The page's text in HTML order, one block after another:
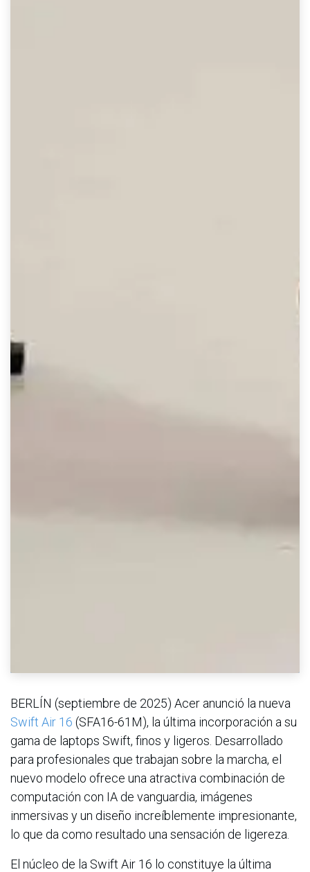
BERLÍN (septiembre de 2025) Acer anunció la nueva
Swift Air 16 (SFA16-61M), la última incorporación a su
gama de laptops Swift, finos y ligeros. Desarrollado
para profesionales que trabajan sobre la marcha, el
nuevo modelo ofrece una atractiva combinación de
computación con IA de vanguardia, imágenes
inmersivas y un diseño increíblemente impresionante,
lo que da como resultado una sensación de ligereza.
El núcleo de la Swift Air 16 lo constituye la última